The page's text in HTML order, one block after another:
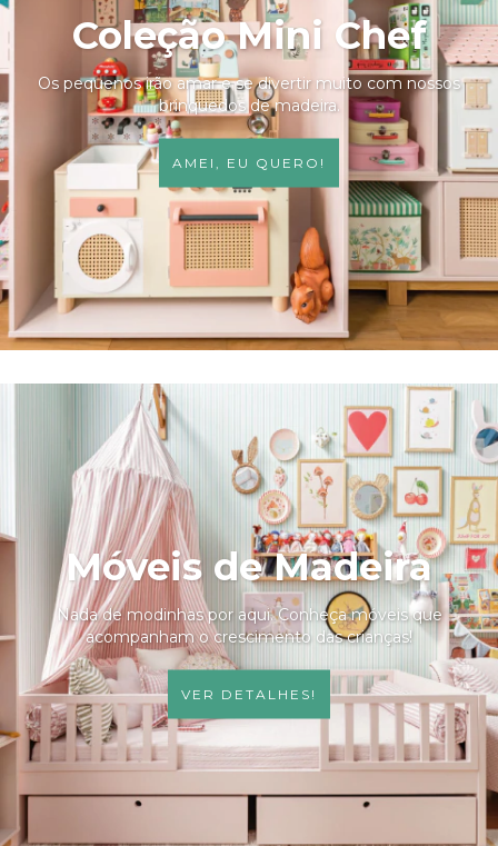
Coleção Mini Chef
Os pequenos irão amar e se divertir muito com nossos
brinquedos de madeira.
AMEI, EU QUERO!
Móveis de Madeira
Nada de modinhas por aqui. Conheça móveis que
acompanham o crescimento das crianças!
VER DETALHES!